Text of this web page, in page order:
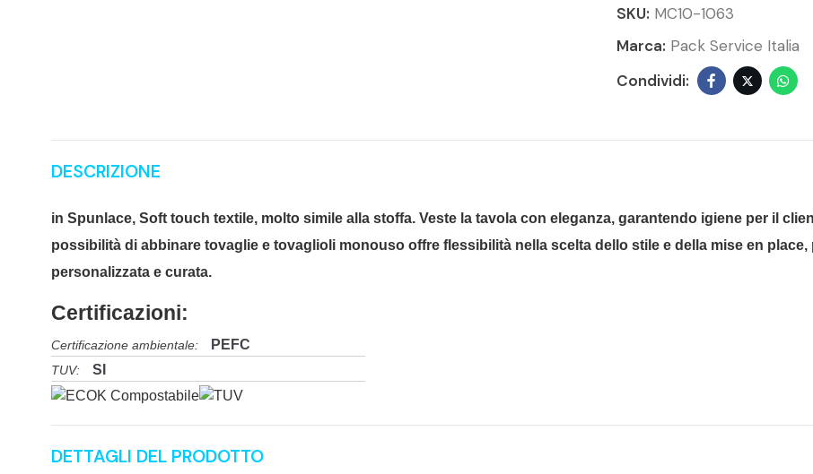
SKU: MC10-1063
Marca: Pack Service Italia
DESCRIZIONE
in Spunlace, Soft touch textile, molto simile alla stoffa. Veste la tavola con eleganza, garantendo igiene per il
possibilità di abbinare tovaglie e tovaglioli monouso offre flessibilità nella scelta dello stile e della mise en
personalizzata e curata.
Certificazioni:
Certificazione ambientale: PEFC
TUV: SI
DETTAGLI DEL PRODOTTO